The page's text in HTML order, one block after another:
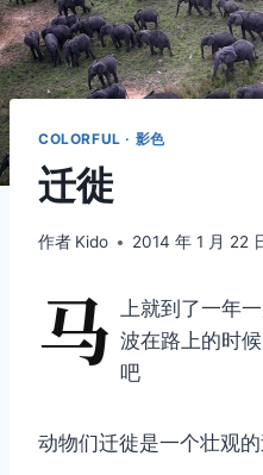
COLORFUL · 影色
迁徙
作者 Kido 2014 年 1 月 22
马 上就到了一年
波在路上的时
吧
动物们迁徙是一个壮观